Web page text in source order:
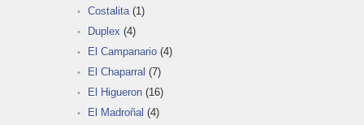
Costalita (1)
Duplex (4)
El Campanario (4)
El Chaparral (7)
El Higueron (16)
El Madroñal (4)